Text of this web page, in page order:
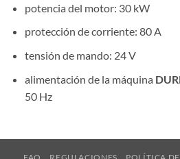
potencia del motor: 30 kW
protección de corriente: 80 A
tensión de mando: 24 V
alimentación de la máquina
50 Hz